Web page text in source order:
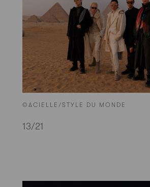
©ACIELLE/STYLE DU MONDE
13/21